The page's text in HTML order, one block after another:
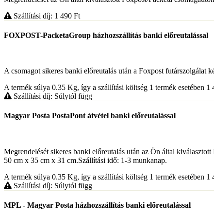
Szállítási díj: 1 490 Ft
FOXPOST-PacketaGroup házhozszállítás banki előreutalással
A csomagot sikeres banki előreutalás után a Foxpost futárszolgálat
A termék súlya 0.35 Kg, így a szállítási költség 1 termék esetében 1
Szállítási díj: Súlytól függ
Magyar Posta PostaPont átvétel banki előreutalással
Megrendelését sikeres banki előreutalás után az Ön által
50 cm x 35 cm x 31 cm.Szállítási idő: 1-3 munkanap.
A termék súlya 0.35 Kg, így a szállítási költség 1 termék esetében 1
Szállítási díj: Súlytól függ
MPL - Magyar Posta házhozszállítás banki előreutalással